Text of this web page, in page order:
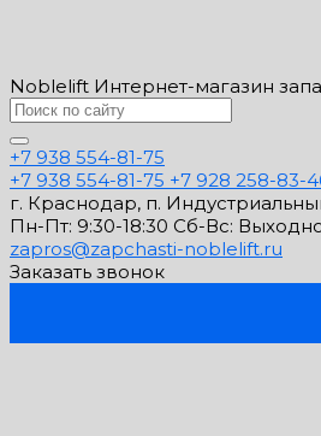
Noblelift Интернет-магазин
+7 938 554-81-75
+7 938 554-81-75 +7 928 258-83-
г. Краснодар, п.
Пн-Пт: 9:30-18:30 Cб-Вс:
zapros@zapchasti-noblelift.ru
Заказать звонок